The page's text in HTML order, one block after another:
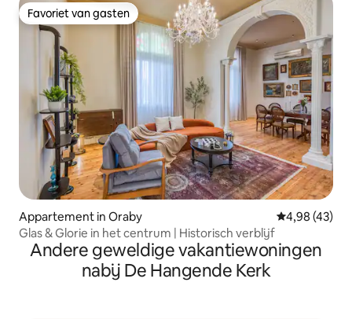
Favoriet van gasten
Favoriet van gasten
Appartement in Oraby Gemiddelde
4,98 (43)
Glas & Glorie in het centrum | Historisch verblijf
Andere geweldige vakantiewoningen
nabij De Hangende Kerk